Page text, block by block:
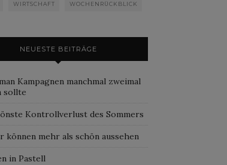
WIRTSCHAFT WOCHENRÜCKBLICK
NEUESTE BEITRÄGE
Kampagnen manchmal zweimal
sollte
Kontrollverlust des Sommers
können mehr als schön aussehen
in Pastell